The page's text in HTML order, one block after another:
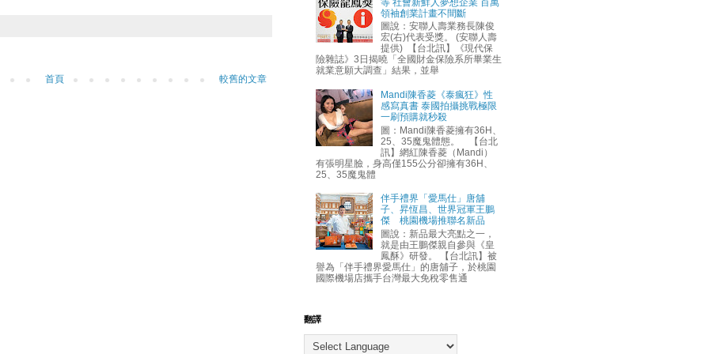
較舊的文章
首頁
等 社會新鮮人夢想企業 百萬
領袖創業計畫不間斷
圖說：安聯人壽業務長陳俊
宏(右)代表受獎。 (安聯人壽
提供) 【台北訊】《現代保
險雜誌》3日揭曉「全國財金保險系所畢業生
就業意願大調查」結果，並舉
Mandi陳香菱《泰瘋狂》性
感寫真書 泰國拍攝挑戰極限
一刷預購就秒殺
圖：Mandi陳香菱擁有36H、
25、35魔鬼體態。 【台北
訊】網紅陳香菱（Mandi）
有張明星臉，身高僅155公分卻擁有36H、
25、35魔鬼體
伴手禮界「愛馬仕」唐舖
子、昇恆昌、世界冠軍王鵬
傑 桃園機場推聯名新品
圖說：新品最大亮點之一，
就是由王鵬傑親自參與《皇
鳳酥》研發。 【台北訊】被
譽為「伴手禮界愛馬仕」的唐舖子，於桃園
國際機場店攜手台灣最大免稅零售通
翻譯